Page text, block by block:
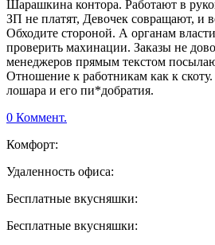
Шарашкина контора. Работают в
ЗП не платят, Девочек совращают, и
Обходите стороной. А органам
проверить махинации. Заказы не
менеджеров прямым текстом
Отношение к работникам как к
лошара и его пи*добратия.
0 Коммент.
Комфорт:
Удаленность офиса:
Бесплатные вкусняшки:
Бесплатные вкусняшки: